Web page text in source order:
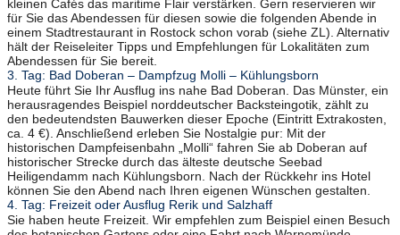
kleinen Cafés das maritime Flair verstärken. Gern reservieren wir
für Sie das Abendessen für diesen sowie die folgenden Abende in
einem Stadtrestaurant in Rostock schon vorab (siehe ZL). Alternativ
hält der Reiseleiter Tipps und Empfehlungen für Lokalitäten zum
Abendessen für Sie bereit.
3. Tag: Bad Doberan – Dampfzug Molli – Kühlungsborn
Heute führt Sie Ihr Ausflug ins nahe Bad Doberan. Das Münster, ein
herausragendes Beispiel norddeutscher Backsteingotik, zählt zu
den bedeutendsten Bauwerken dieser Epoche (Eintritt Extrakosten,
ca. 4 €). Anschließend erleben Sie Nostalgie pur: Mit der
historischen Dampfeisenbahn „Molli“ fahren Sie ab Doberan auf
historischer Strecke durch das älteste deutsche Seebad
Heiligendamm nach Kühlungsborn. Nach der Rückkehr ins Hotel
können Sie den Abend nach Ihren eigenen Wünschen gestalten.
4. Tag: Freizeit oder Ausflug Rerik und Salzhaff
Sie haben heute Freizeit. Wir empfehlen zum Beispiel einen Besuch